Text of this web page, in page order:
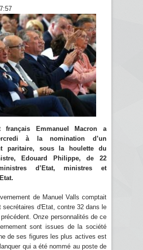
français Emmanuel Macron a
à la nomination d’un
paritaire, sous la houlette du
Edouard Philippe, de 22
d’Etat, ministres et
de Manuel Valls comptait
secrétaires d'Etat, contre 32 dans le
Onze personnalités de ce
sont issues de la société
de ses figures les plus actives est
qui a été nommé au poste de